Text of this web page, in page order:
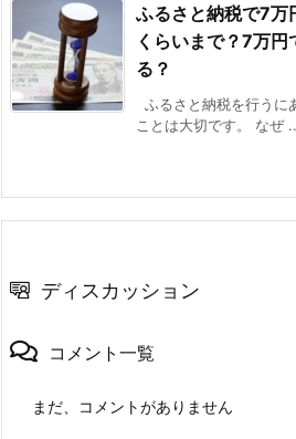
ふるさと納税で7万
くらいまで？7万
る？
ふるさと納税を行うに
ことは大切です。 なぜ
ディスカッション
コメント一覧
まだ、コメントがありません